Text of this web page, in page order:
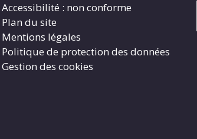
Accessibilité : non conforme
Plan du site
Mentions légales
Politique de protection des données
Gestion des cookies